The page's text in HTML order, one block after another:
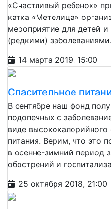
«Счастливый ребенок»
катка «Метелица»
мероприятие для детей
(редкими) заболеваниями.
14 марта 2019, 15:00
Спасительное
В сентябре наш фонд
подопечных с
виде высококалорийного
питания. Верим, что это
в осенне-зимний период
обострений и
25 октября 2018, 21:00